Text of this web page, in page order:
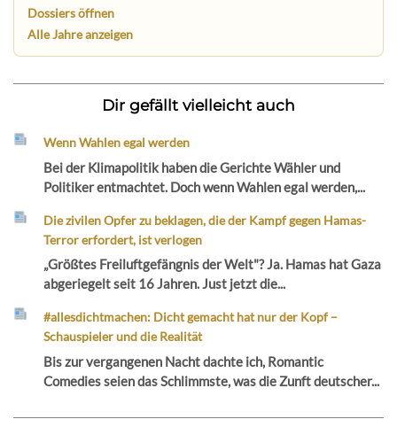
Dossiers öffnen
Alle Jahre anzeigen
Dir gefällt vielleicht auch
Wenn Wahlen egal werden
Bei der Klimapolitik haben die Gerichte Wähler und
Politiker entmachtet. Doch wenn Wahlen egal werden,...
Die zivilen Opfer zu beklagen, die der Kampf gegen Hamas-
Terror erfordert, ist verlogen
„Größtes Freiluftgefängnis der Welt"? Ja. Hamas hat Gaza
abgeriegelt seit 16 Jahren. Just jetzt die...
#allesdichtmachen: Dicht gemacht hat nur der Kopf –
Schauspieler und die Realität
Bis zur vergangenen Nacht dachte ich, Romantic
Comedies seien das Schlimmste, was die Zunft deutscher...